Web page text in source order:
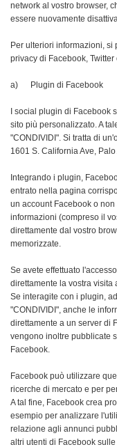
network al vostro browser,
essere nuovamente
Per ulteriori informazioni,
privacy di Facebook, Twitter
a) Plugin di Facebook
I social plugin di Facebook
sito più personalizzato. A
"CONDIVIDI". Si tratta di
1601 S. California Ave,
Integrando i plugin,
entrato nella pagina
un account Facebook o
informazioni (compreso il
direttamente dal vostro
memorizzate.
Se avete effettuato
direttamente la vostra visita
Se interagite con i plugin,
"CONDIVIDI", anche le
direttamente a un server di
vengono inoltre pubblicate
Facebook.
Facebook può utilizzare
ricerche di mercato e per
A tal fine, Facebook crea
esempio per analizzare
relazione agli annunci
altri utenti di Facebook